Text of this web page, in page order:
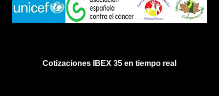
Cotizaciones IBEX 35 en tiempo real